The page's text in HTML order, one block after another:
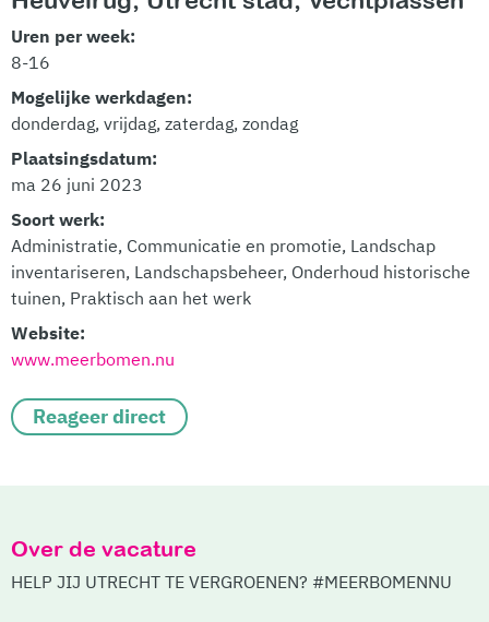
Uren per week:
8-16
Mogelijke werkdagen:
donderdag, vrijdag, zaterdag, zondag
Plaatsingsdatum:
ma 26 juni 2023
Soort werk:
Administratie, Communicatie en promotie, Landschap
inventariseren, Landschapsbeheer, Onderhoud historische
tuinen, Praktisch aan het werk
Website:
www.meerbomen.nu
Reageer direct
Over de vacature
HELP JIJ UTRECHT TE VERGROENEN? #MEERBOMENNU